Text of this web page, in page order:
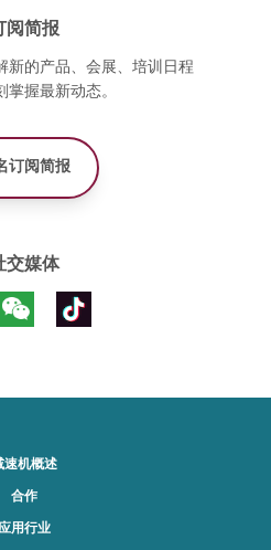
阅简报
新的产品、会展、培训日程
握最新动态。
订阅简报
交媒体
速机概述
合作
应用行业